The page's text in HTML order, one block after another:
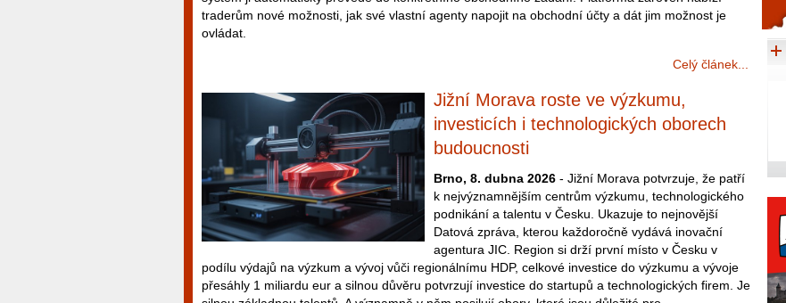
traderům nové možnosti, jak své vlastní agenty napojit na obchodní účty a dát jim možnost je
ovládat.
Celý článek...
Jižní Morava roste ve výzkumu,
investicích i technologických oborech
budoucnosti
Brno, 8. dubna 2026 - Jižní Morava potvrzuje, že patří
k nejvýznamnějším centrům výzkumu, technologického
podnikání a talentu v Česku. Ukazuje to nejnovější
Datová zpráva, kterou každoročně vydává inovační
agentura JIC. Region si drží první místo v Česku v
podílu výdajů na výzkum a vývoj vůči regionálnímu HDP, celkové investice do výzkumu a vývoje
přesáhly 1 miliardu eur a silnou důvěru potvrzují investice do startupů a technologických firem. Je
Celý článek...